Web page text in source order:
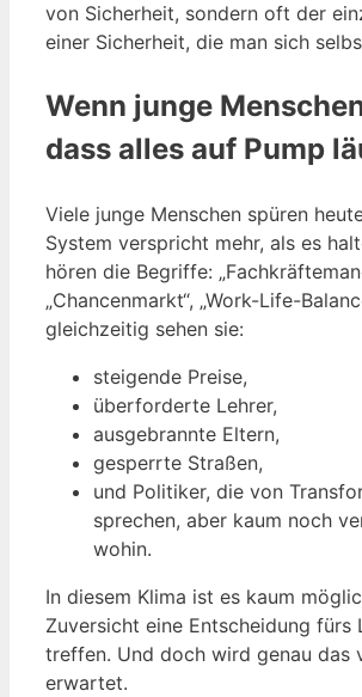
von Sicherheit, sondern oft der
einer Sicherheit, die man sich
Wenn junge
dass alles auf Pump
Viele junge Menschen spüren
System verspricht mehr, als es
hören die Begriffe:
„Chancenmarkt“, „Work-Life-
gleichzeitig sehen sie:
steigende Preise,
überforderte Lehrer,
ausgebrannte Eltern,
gesperrte Straßen,
und Politiker, die von
sprechen, aber kaum noch
wohin.
In diesem Klima ist es kaum
Zuversicht eine Entscheidung fürs
treffen. Und doch wird genau das
erwartet.